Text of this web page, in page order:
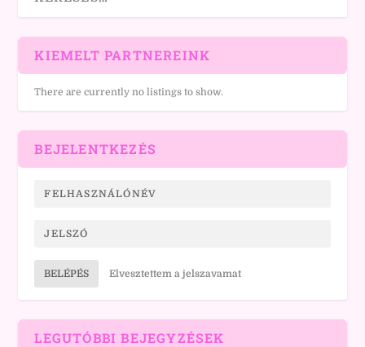
KIEMELT PARTNEREINK
There are currently no listings to show.
BEJELENTKEZÉS
BELÉPÉS Elvesztettem a jelszavamat
LEGUTÓBBI BEJEGYZÉSEK